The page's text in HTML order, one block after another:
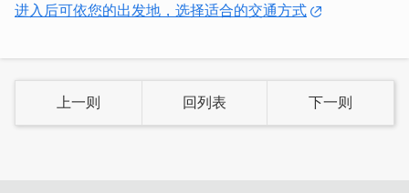
进入后可依您的出发地，选择适合的交通方式
上一则 回列表 下一则